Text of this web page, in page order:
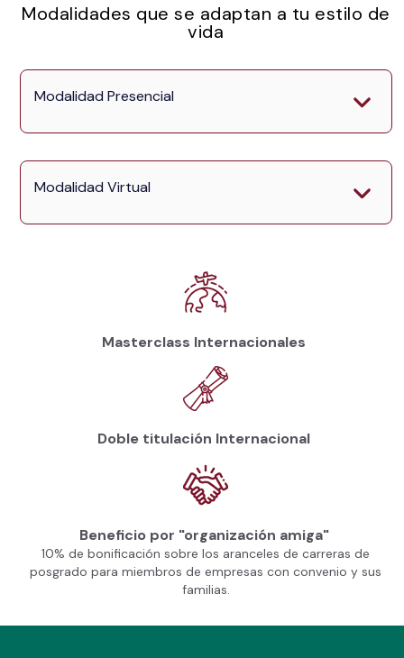
Modalidades que se adaptan a tu estilo de
vida
Modalidad Presencial
Modalidad Virtual
Masterclass Internacionales
Doble titulación Internacional
Beneficio por "organización amiga"
10% de bonificación sobre los aranceles de carreras de
posgrado para miembros de empresas con convenio y sus
familias.